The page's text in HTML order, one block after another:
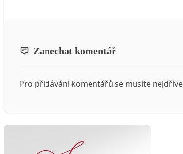
Zanechat komentář
Pro přidávání komentářů se musíte nejdříve